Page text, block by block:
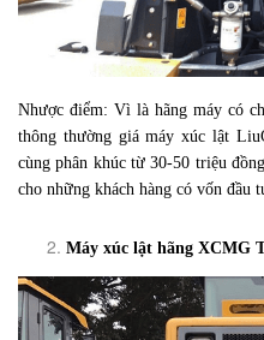
Nhược điểm: Vì là hãng máy có
thông thường giá máy xúc lật
cùng phân khúc từ 30-50 triệu
cho những khách hàng có vốn đầu
Máy xúc lật hãng XCMG